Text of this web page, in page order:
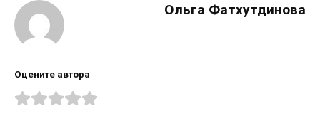
Ольга Фатхутдинова
Оцените автора